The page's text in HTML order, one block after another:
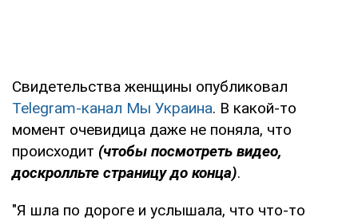
Свидетельства женщины опубликовал
Telegram-канал Мы Украина. В какой-то
момент очевидица даже не поняла, что
происходит (чтобы посмотреть видео,
доскролльте страницу до конца).
"Я шла по дороге и услышала, что что-то